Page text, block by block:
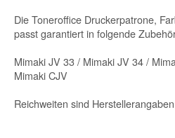
Die Toneroffice Druckerpatrone,
passt garantiert in folgende
Mimaki JV 33 / Mimaki JV 34 /
Mimaki CJV
Reichweiten sind